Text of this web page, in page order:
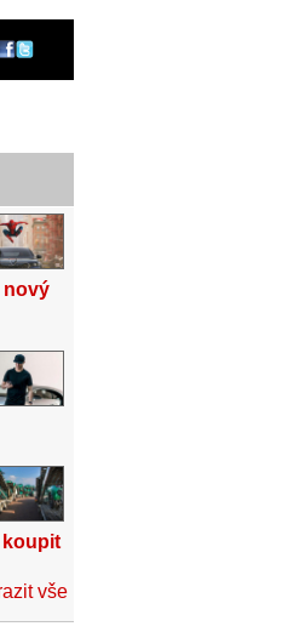
nový
koupit
vše